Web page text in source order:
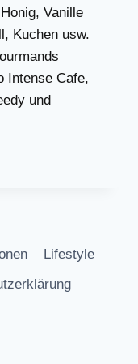
Vanille
Kuchen usw.
Intense Cafe,
und
Lifestyle